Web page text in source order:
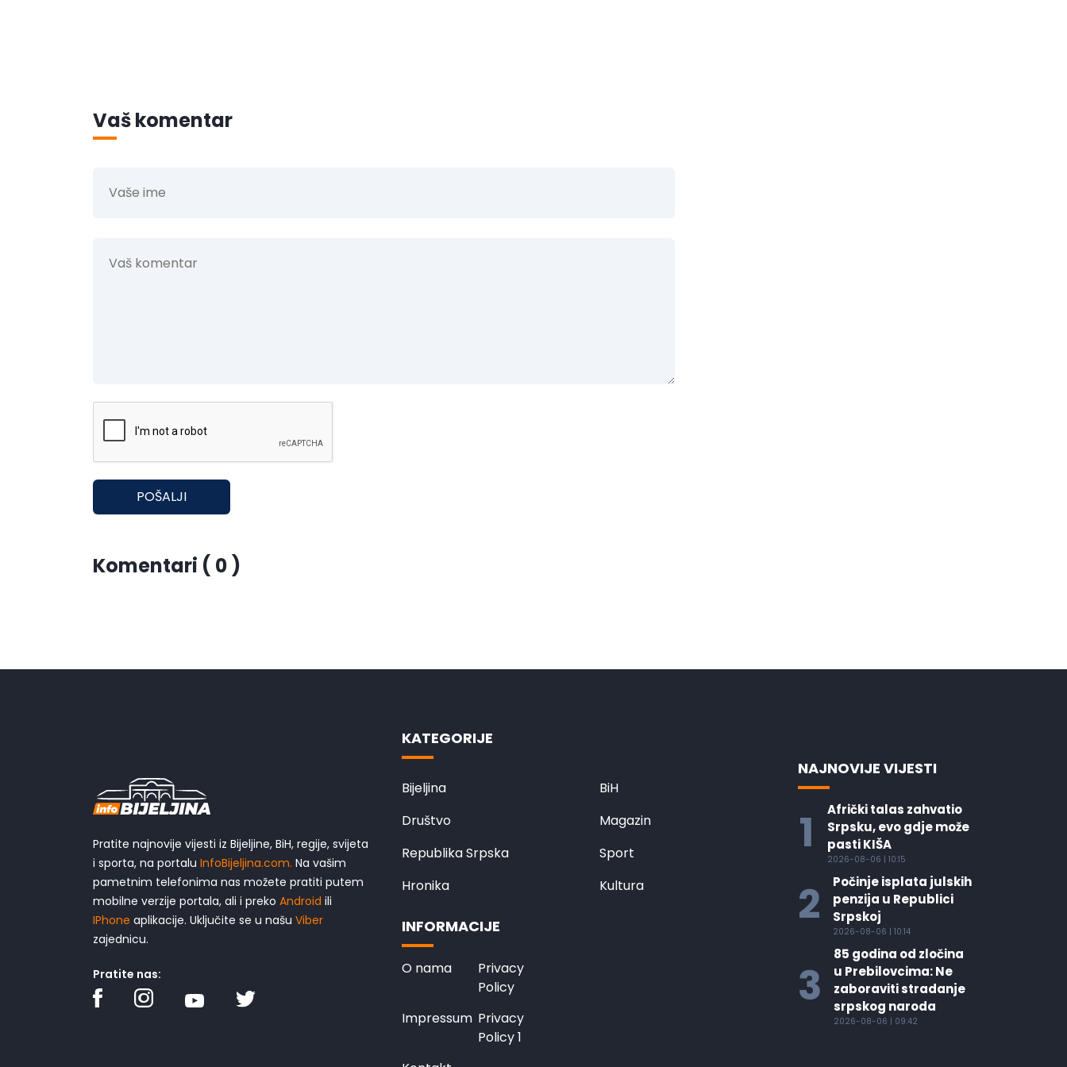
Vaš komentar
POŠALJI
Komentari ( 0 )
Pratite najnovije vijesti iz Bijeljine, BiH, regije, svijeta
i sporta, na portalu InfoBijeljina.com. Na vašim
pametnim telefonima nas možete pratiti putem
mobilne verzije portala, ali i preko Android ili
IPhone aplikacije. Uključite se u našu Viber
zajednicu.
Pratite nas:
KATEGORIJE
Bijeljina
Društvo
Republika Srpska
Hronika
BiH
Magazin
Sport
Kultura
INFORMACIJE
O nama
Privacy
Policy
Impressum Privacy
Policy 1
NAJNOVIJE VIJESTI
1
Afrički talas zahvatio
Srpsku, evo gdje može
pasti KIŠA
2026-08-06 | 10:15
2
Počinje isplata julskih
penzija u Republici
Srpskoj
2026-08-06 | 10:14
3
85 godina od zločina
u Prebilovcima: Ne
zaboraviti stradanje
srpskog naroda
2026-08-06 | 09:42